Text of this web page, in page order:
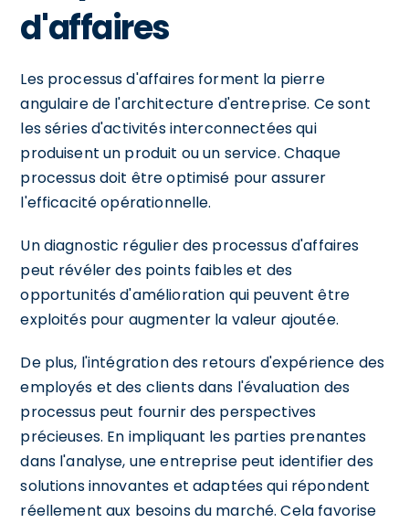
d'affaires
Les processus d'affaires forment la pierre
angulaire de l'architecture d'entreprise. Ce sont
les séries d'activités interconnectées qui
produisent un produit ou un service. Chaque
processus doit être optimisé pour assurer
l'efficacité opérationnelle.
Un diagnostic régulier des processus d'affaires
peut révéler des points faibles et des
opportunités d'amélioration qui peuvent être
exploités pour augmenter la valeur ajoutée.
De plus, l'intégration des retours d'expérience des
employés et des clients dans l'évaluation des
processus peut fournir des perspectives
précieuses. En impliquant les parties prenantes
dans l'analyse, une entreprise peut identifier des
solutions innovantes et adaptées qui répondent
réellement aux besoins du marché. Cela favorise